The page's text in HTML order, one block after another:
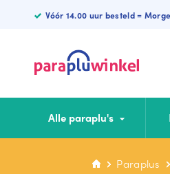
Vóór 14.00 uur besteld =
Alle paraplu's
CATEGORIEËN Paraplus
Paraplu’s